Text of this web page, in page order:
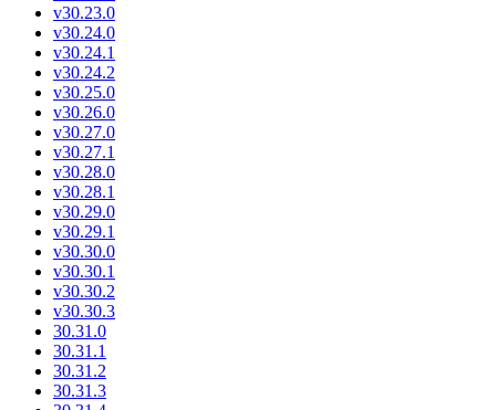
v30.23.0
v30.24.0
v30.24.1
v30.24.2
v30.25.0
v30.26.0
v30.27.0
v30.27.1
v30.28.0
v30.28.1
v30.29.0
v30.29.1
v30.30.0
v30.30.1
v30.30.2
v30.30.3
30.31.0
30.31.1
30.31.2
30.31.3